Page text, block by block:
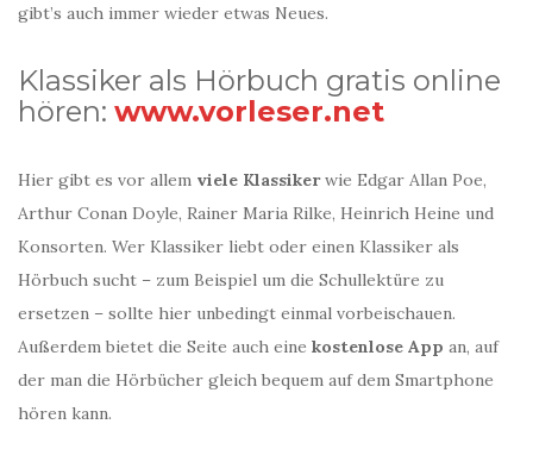
gibt’s auch immer wieder etwas Neues.
Klassiker als Hörbuch gratis online
hören: www.vorleser.net
Hier gibt es vor allem viele Klassikerwie Edgar Allan Poe,
Arthur Conan Doyle, Rainer Maria Rilke, Heinrich Heine und
Konsorten. Wer Klassiker liebt oder einen Klassiker als
Hörbuch sucht – zum Beispiel um die Schullektüre zu
ersetzen – sollte hier unbedingt einmal vorbeischauen.
Außerdem bietet die Seite auch eine kostenlose App an, auf
der man die Hörbücher gleich bequem auf dem Smartphone
hören kann.